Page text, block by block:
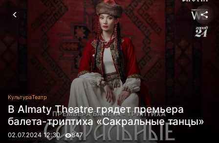
КультураТеатр
В Almaty Theatre грядет премьера
балета-триптиха «Сакральные танцы»
02.07.2024 12:30 847